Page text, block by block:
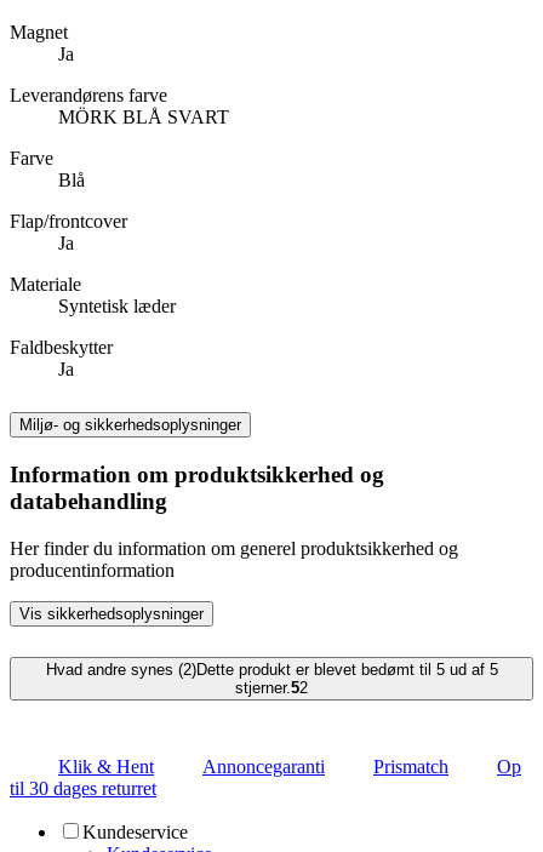
Magnet
Ja
Leverandørens farve
MÖRK BLÅ SVART
Farve
Blå
Flap/frontcover
Ja
Materiale
Syntetisk læder
Faldbeskytter
Ja
Miljø- og sikkerhedsoplysninger
Information om produktsikkerhed og
databehandling
Her finder du information om generel produktsikkerhed og
producentinformation
Vis sikkerhedsoplysninger
Hvad andre synes (2)Dette produkt er blevet bedømt til 5 ud af 5
stjerner.52
Klik & Hent Annoncegaranti Prismatch
Op
til 30 dages returret
Kundeservice